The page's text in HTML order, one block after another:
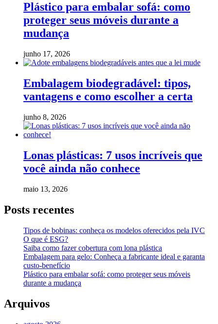
Plástico para embalar sofá: como
proteger seus móveis durante a
mudança
junho 17, 2026
Embalagem biodegradável: tipos,
vantagens e como escolher a certa
junho 8, 2026
Lonas plásticas: 7 usos incríveis que
você ainda não conhece
maio 13, 2026
Posts recentes
Tipos de bobinas: conheça os modelos oferecidos pela IVC
O que é ESG?
Saiba como fazer cobertura com lona plástica
Embalagem para gelo: Conheça a fabricante ideal e garanta
custo-benefício
Plástico para embalar sofá: como proteger seus móveis
durante a mudança
Arquivos